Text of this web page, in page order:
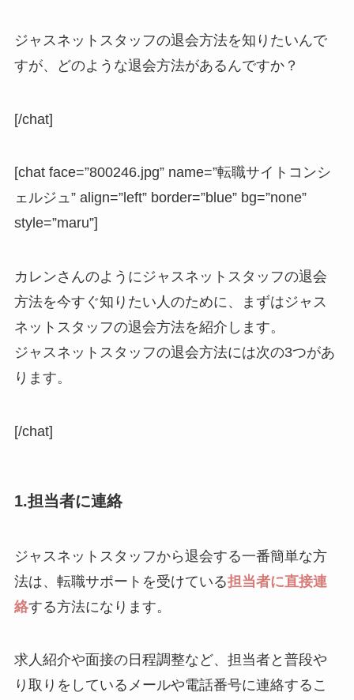
ジャスネットスタッフの退会方法を知りたいんで
すが、どのような退会方法があるんですか？
[/chat]
[chat face=”800246.jpg” name=”転職サイトコンシ
ェルジュ” align=”left” border=”blue” bg=”none”
style=”maru”]
カレンさんのようにジャスネットスタッフの退会
方法を今すぐ知りたい人のために、まずはジャス
ネットスタッフの退会方法を紹介します。
ジャスネットスタッフの退会方法には次の3つがあ
ります。
[/chat]
1.担当者に連絡
ジャスネットスタッフから退会する一番簡単な方
法は、転職サポートを受けている担当者に直接連
絡する方法になります。
求人紹介や面接の日程調整など、担当者と普段や
り取りをしているメールや電話番号に連絡するこ